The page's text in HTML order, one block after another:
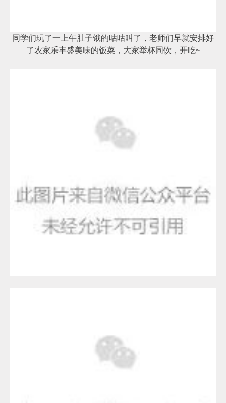
同学们玩了一上午肚子饿的咕咕叫了，老师们早就安排好
了农家乐丰盛美味的饭菜，大家举杯同饮，开吃~